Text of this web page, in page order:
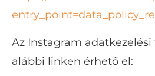
Az Instagram
alábbi linken érhető el: